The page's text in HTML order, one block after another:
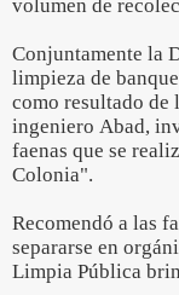
volumen de
Conjuntamente la
limpieza de
como resultado
ingeniero Abad,
faenas que se
Colonia".
Recomendó a las
separarse en
Limpia Pública